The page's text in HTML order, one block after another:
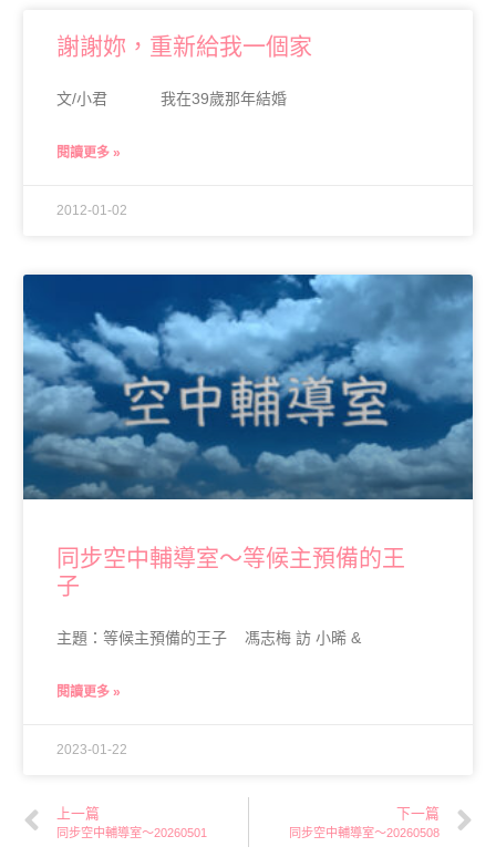
謝謝妳，重新給我一個家
文/小君 我在39歲那年結婚
閱讀更多 »
2012-01-02
同步空中輔導室～等候主預備的王
子
主題：等候主預備的王子 馮志梅 訪 小晞 &
閱讀更多 »
2023-01-22
上一篇
同步空中輔導室～20260501
下一篇
同步空中輔導室～20260508